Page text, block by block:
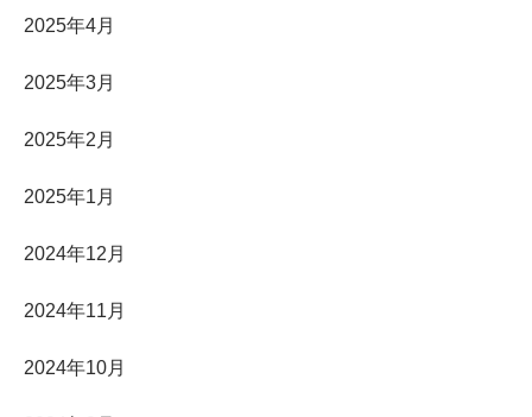
2025年4月
2025年3月
2025年2月
2025年1月
2024年12月
2024年11月
2024年10月